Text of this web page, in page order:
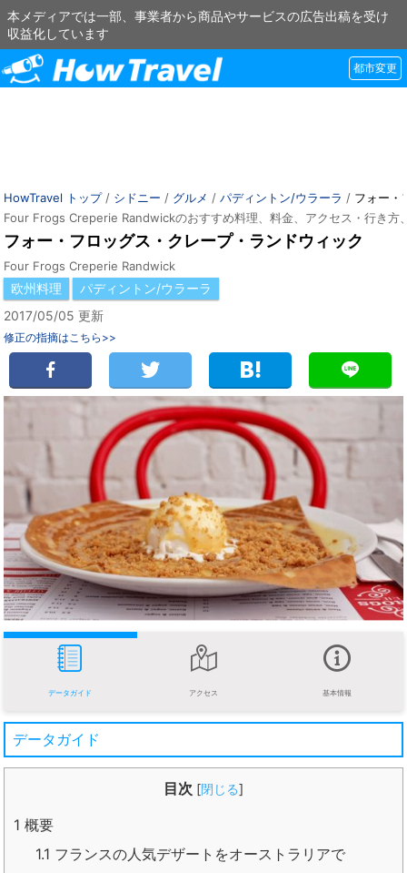
本メディアでは一部、事業者から商品やサービスの広告出稿を受け
収益化しています
都市変更
HowTravel トップ/ シドニー / グルメ / パディントン/ウラーラ / フォー・
Four Frogs Creperie Randwickのおすすめ料理、料金、アクセス・行き方
フォー・フロッグス・クレープ・ランドウィック
Four Frogs Creperie Randwick
欧州料理
パディントン/ウラーラ
2017/05/05 更新
修正の指摘はこちら>>
データガイド アクセス 基本情報
データガイド
目次 [閉じる]
1 概要
1.1 フランスの人気デザートをオーストラリアで